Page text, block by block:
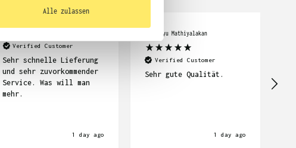
Alle zulassen
Verified Customer
Sehr schnelle Lieferung
und sehr zuvorkommender
Service. Was will man
mehr.
1 day ago
Abimanyu Mathiyalakan
Verified Customer
Sehr gute Qualität.
1 day ago